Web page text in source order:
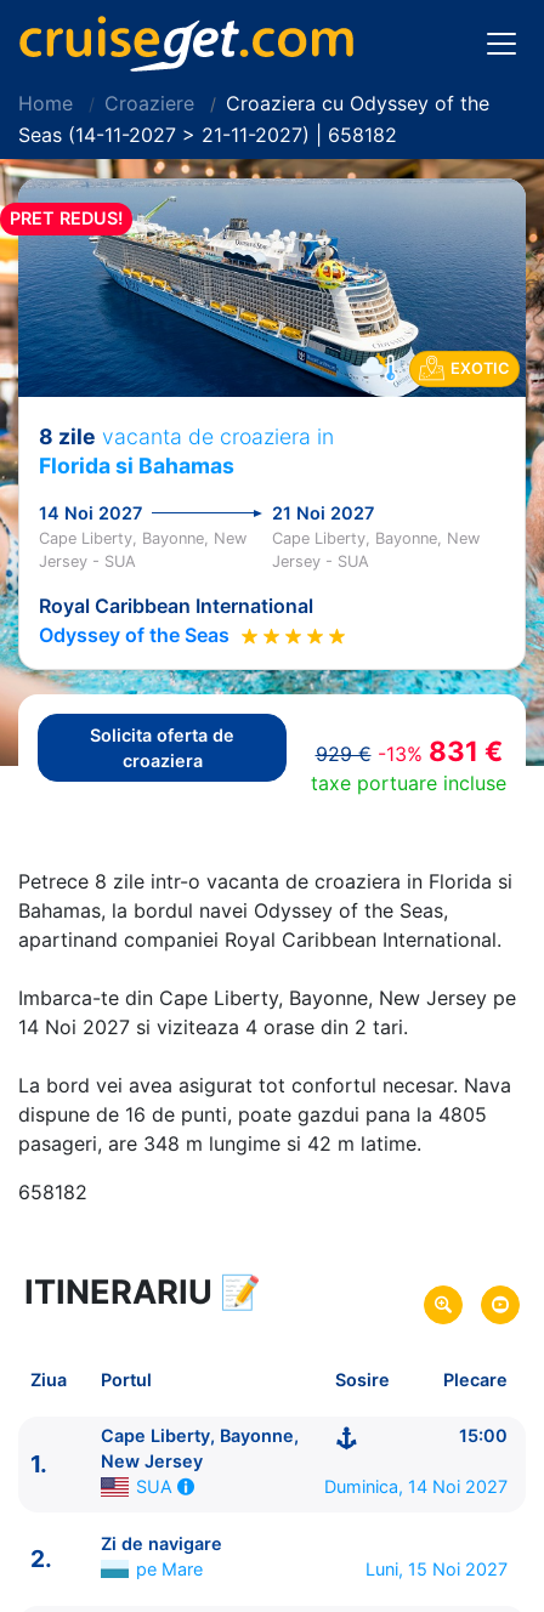
Home Croaziere
Croaziera cu Odyssey of the
Seas (14-11-2027 > 21-11-2027) | 658182
PRET REDUS!
EXOTIC
8 zile vacanta de croaziera in
Florida si Bahamas
14 Noi 2027 21 Noi 2027
Cape Liberty, Bayonne, New
Jersey - SUA
Cape Liberty, Bayonne, New
Jersey - SUA
Royal Caribbean International
Odyssey of the Seas
Solicita oferta de
croaziera
929 € -13% 831 €
taxe portuare incluse
Petrece 8 zile intr-o vacanta de croaziera in Florida si
Bahamas, la bordul navei Odyssey of the Seas,
apartinand companiei Royal Caribbean International.
Imbarca-te din Cape Liberty, Bayonne, New Jersey pe
14 Noi 2027 si viziteaza 4 orase din 2 tari.
La bord vei avea asigurat tot confortul necesar. Nava
dispune de 16 de punti, poate gazdui pana la 4805
pasageri, are 348 m lungime si 42 m latime.
658182
8 zile vacanta de croaziera in
link oferta
Plecare pe 14 Noi 2027
din Cape Liberty, Bayonne,
Sosire pe 21 Noi 2027in Cape Liberty, Bayonne, New
Jersey,
SUA
Odyssey of the Seas★★★★★
ITINERARIU 📝
Ziua Portul Sosire Plecare
1.
Cape Liberty, Bayonne,
New Jersey
15:00
SUA Duminica, 14 Noi 2027
2.
Zi de navigare
pe Mare
Luni, 15 Noi 2027